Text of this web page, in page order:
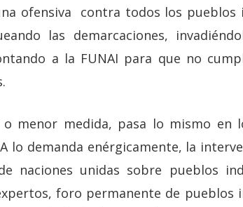
ofensiva contra todos los pueblos
las demarcaciones,
a la FUNAI para que no
menor medida, pasa lo mismo en
lo demanda enérgicamente, la
naciones unidas sobre pueblos
foro permanente de pueblos